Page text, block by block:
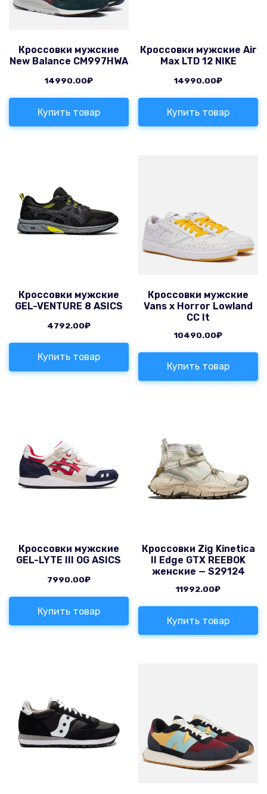
Кроссовки мужские
New Balance CM997HWA
14990.00₽
Купить товар
Кроссовки мужские Air
Max LTD 12 NIKE
14990.00₽
Купить товар
Кроссовки мужские
GEL-VENTURE 8 ASICS
4792.00₽
Купить товар
Кроссовки мужские
Vans x Horror Lowland
CC It
10490.00₽
Купить товар
Кроссовки мужские
GEL-LYTE III OG ASICS
7990.00₽
Купить товар
Кроссовки Zig Kinetica
II Edge GTX REEBOK
женские — S29124
11992.00₽
Купить товар